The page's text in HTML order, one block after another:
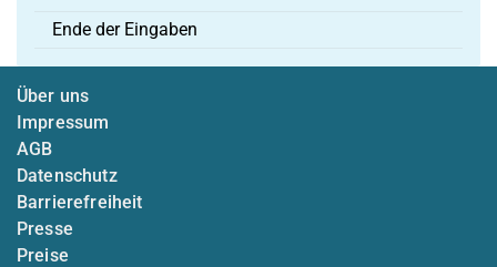
Ende der Eingaben
Über uns
Impressum
AGB
Datenschutz
Barrierefreiheit
Presse
Preise